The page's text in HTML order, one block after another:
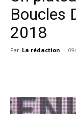
Boucles
2018
Par La rédaction -